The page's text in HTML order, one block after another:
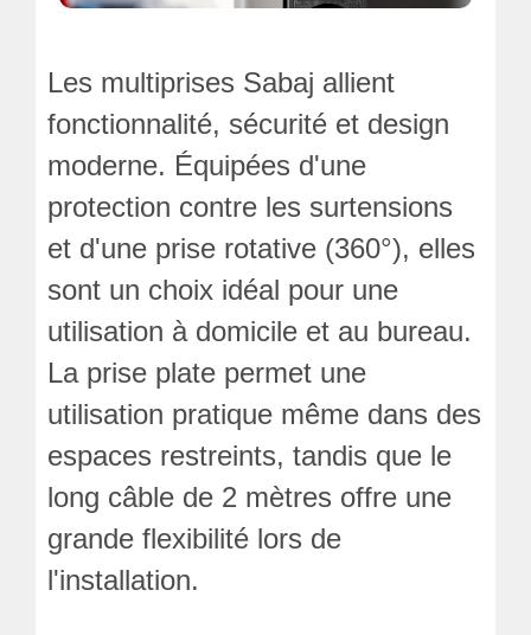
Les multiprises Sabaj allient
fonctionnalité, sécurité et design
moderne. Équipées d'une
protection contre les surtensions
et d'une prise rotative (360°), elles
sont un choix idéal pour une
utilisation à domicile et au bureau.
La prise plate permet une
utilisation pratique même dans des
espaces restreints, tandis que le
long câble de 2 mètres offre une
grande flexibilité lors de
l'installation.